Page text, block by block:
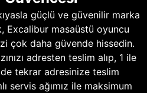
güçlü ve güvenilir marka
Excalibur masaüstü oyuncu
çok daha güvende hissedin.
adresten teslim alıp, 1 ile
tekrar adresinize teslim
servis ağımız ile maksimum